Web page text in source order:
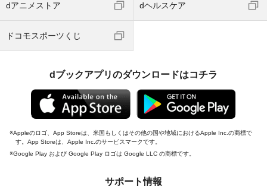
dアニメストア dヘルスケア
ドコモスポーツくじ
dブックアプリのダウンロードはコチラ
Appleのロゴ、App Storeは、米国もしくはその他の国や地域におけるApple Inc.の商標で
す。App Storeは、Apple Inc.のサービスマークです。
Google Play および Google Play ロゴは Google LLC の商標です。
サポート情報